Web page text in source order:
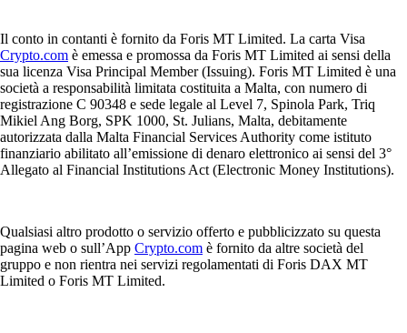
Il conto in contanti è fornito da Foris MT Limited. La carta Visa
Crypto.com è emessa e promossa da Foris MT Limited ai sensi della
sua licenza Visa Principal Member (Issuing). Foris MT Limited è una
società a responsabilità limitata costituita a Malta, con numero di
registrazione C 90348 e sede legale al Level 7, Spinola Park, Triq
Mikiel Ang Borg, SPK 1000, St. Julians, Malta, debitamente
autorizzata dalla Malta Financial Services Authority come istituto
finanziario abilitato all’emissione di denaro elettronico ai sensi del 3°
Allegato al Financial Institutions Act (Electronic Money Institutions).
Qualsiasi altro prodotto o servizio offerto e pubblicizzato su questa
pagina web o sull’App Crypto.com è fornito da altre società del
gruppo e non rientra nei servizi regolamentati di Foris DAX MT
Limited o Foris MT Limited.